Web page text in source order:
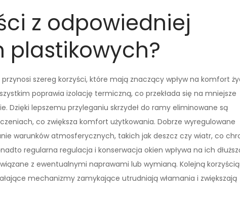
z odpowiedniej
plastikowych?
szereg korzyści, które mają znaczący wpływ na komfort
poprawia izolację termiczną, co przekłada się na mniejsze
Dzięki lepszemu przyleganiu skrzydeł do ramy eliminowane są
co zwiększa komfort użytkowania. Dobrze wyregulowane
warunków atmosferycznych, takich jak deszcz czy wiatr, co
regularna regulacja i konserwacja okien wpływa na ich
z ewentualnymi naprawami lub wymianą. Kolejną korzyścią
mechanizmy zamykające utrudniają włamania i zwiększają